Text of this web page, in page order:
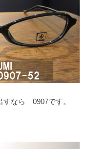
すなら 0907です。